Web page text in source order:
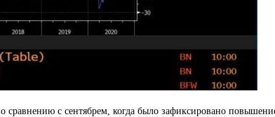
с сентябрем, когда было зафиксировано